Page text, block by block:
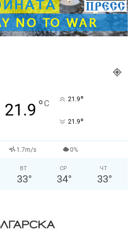
21.9 °C 21.9°
21.9°
1.7m/s 0%
ВТ
33°
СР
34°
ЧТ
33°